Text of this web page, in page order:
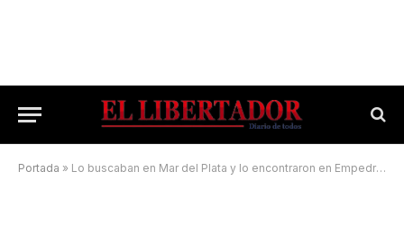
Portada » Lo buscaban en Mar del Plata y lo encontraron en Empedrado